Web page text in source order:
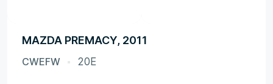
MAZDA PREMACY, 2011
CWEFW 20E